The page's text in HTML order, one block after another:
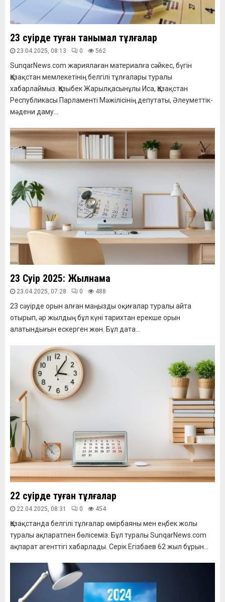
23 сәуірде туған танымал тұлғалар
23.04.2025, 08:13 0 562
SunqarNews.com жариялаған материалға сәйкес, бүгін
Қазақстан мемлекетінің белгілі тұлғалары туралы
хабарлаймыз. Қазыбек Жарылқасынұлы Иса, Қазақстан
Республикасы Парламенті Мәжілісінің депутаты, Әлеуметтік-
мәдени даму...
23 Сәуір 2025: Жылнама
23.04.2025, 07:28 0 488
23 сәуірде орын алған маңызды оқиғалар туралы айта
отырып, әр жылдың бұл күні тарихтан ерекше орын
алатындығын ескерген жөн. Бұл дата...
22 сәуірде туған тұлғалар
22.04.2025, 08:31 0 454
Қазақстанда белгілі тұлғалар өмірбаяны мен еңбек жолы
туралы ақпаратпен бөлісеміз. Бұл туралы SunqarNews.com
ақпарат агенттігі хабарлады. Серік Егізбаев 62 жыл бұрын...